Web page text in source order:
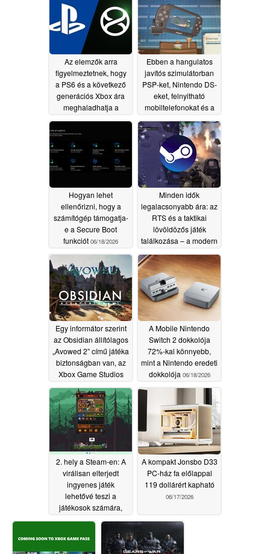
Az elemzők arra
figyelmeztetnek, hogy
a PS6 és a következő
generációs Xbox ára
meghaladhatja a
Ebben a hangulatos
javítós szimulátorban
PSP-ket, Nintendo DS-
eket, felnyitható
mobiltelefonokat és a
Akihabarában jellemző
retro kütyüket javíthatsz
06/20/2026
Hogyan lehet
ellenőrizni, hogy a
számítógép támogatja-
e a Secure Boot
funkciót 06/18/2026
Minden idők
legalacsonyabb ára: az
RTS és a taktikai
lövöldözős játék
találkozása – a modern
dollár alá süllyedt a
Steam-en06/18/2026
Egy informátor szerint
az Obsidian állítólagos
„Avowed 2” című játéka
biztonságban van, az
Xbox Game Studios
ellenére is06/18/2026
A Mobile Nintendo
Switch 2 dokkolója
72%-kal könnyebb,
mint a Nintendo eredeti
dokkolója 06/18/2026
2. hely a Steam-en: A
virálisan elterjedt
ingyenes játék
lehetővé teszi a
játékosok számára,
szerezzenek
06/18/2026
A kompakt Jonsbo D33
PC-ház fa előlappal
119 dollárért kapható
06/17/2026